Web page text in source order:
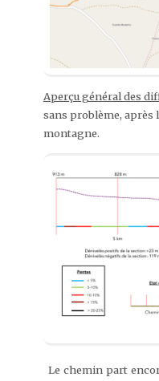
Aperçu général des
sans problème, après
montagne.
Le chemin part